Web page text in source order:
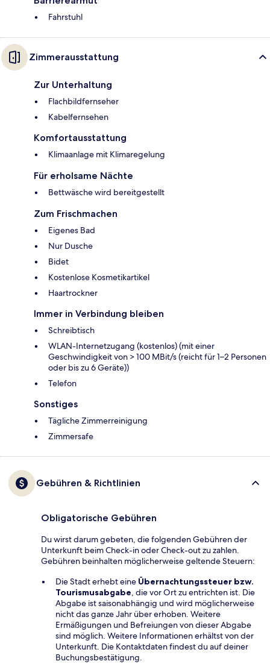
Fahrstuhl
Zimmerausstattung
Zur Unterhaltung
Flachbildfernseher
Kabelfernsehen
Komfortausstattung
Klimaanlage mit Klimaregelung
Für erholsame Nächte
Bettwäsche wird bereitgestellt
Zum Frischmachen
Eigenes Bad
Nur Dusche
Bidet
Kostenlose Kosmetikartikel
Haartrockner
Immer in Verbindung bleiben
Schreibtisch
WLAN-Internetzugang (kostenlos) (mit einer
Geschwindigkeit von > 100 MBit/s (reicht für 1–2 Personen
oder bis zu 6 Geräte))
Telefon
Sonstiges
Tägliche Zimmerreinigung
Zimmersafe
Gebühren & Richtlinien
Obligatorische Gebühren
Du wirst darum gebeten, die folgenden Gebühren der
Unterkunft beim Check-in oder Check-out zu zahlen.
Gebühren beinhalten möglicherweise geltende Steuern:
Die Stadt erhebt eine Übernachtungssteuer bzw.
Tourismusabgabe, die vor Ort zu entrichten ist. Die
Abgabe ist saisonabhängig und wird möglicherweise
nicht das ganze Jahr über erhoben. Weitere
Ermäßigungen und Befreiungen von dieser Abgabe
sind möglich. Weitere Informationen erhältst von der
Unterkunft. Die Kontaktdaten findest du auf deiner
Buchungsbestätigung.